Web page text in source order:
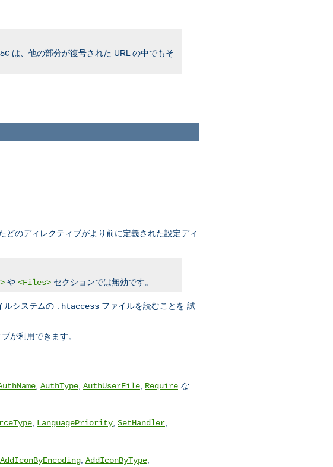
は、他の部分が復号された URL の中でもそ
のディレクティブがより前に定義された設定ディ
や <Files> セクションでは無効です。
ルシステムの .htaccess ファイルを読むことを 試
が利用できます。
, AuthType, AuthUserFile, Require な
, LanguagePriority, SetHandler,
AddIconByEncoding, AddIconByType,